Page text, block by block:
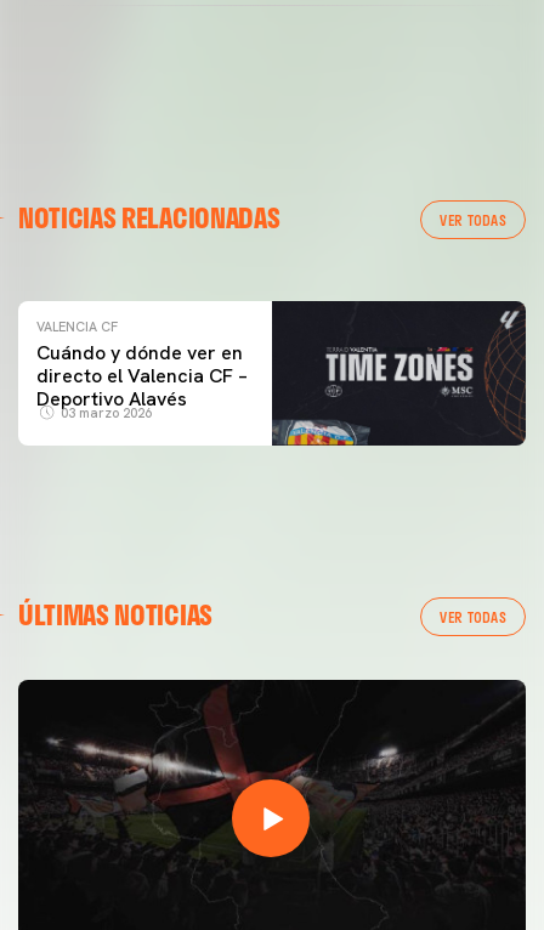
NOTICIAS RELACIONADAS VER TODAS
ENTRENAMIENTO DEL VALENCIA CF 04/03/26
VALENCIA CF
Cuándo y dónde ver en
directo el Valencia CF –
Deportivo Alavés
03 marzo 2026
ÚLTIMAS NOTICIAS VER TODAS